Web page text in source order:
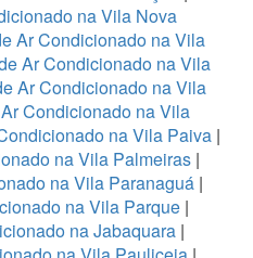
na Vila Nova
Ar Condicionado na Vila
Ar Condicionado na Vila
Ar Condicionado na Vila
Condicionado na Vila
na Vila Paiva|
na Vila Palmeiras|
na Vila Paranaguá |
na Vila Parque|
na Jabaquara|